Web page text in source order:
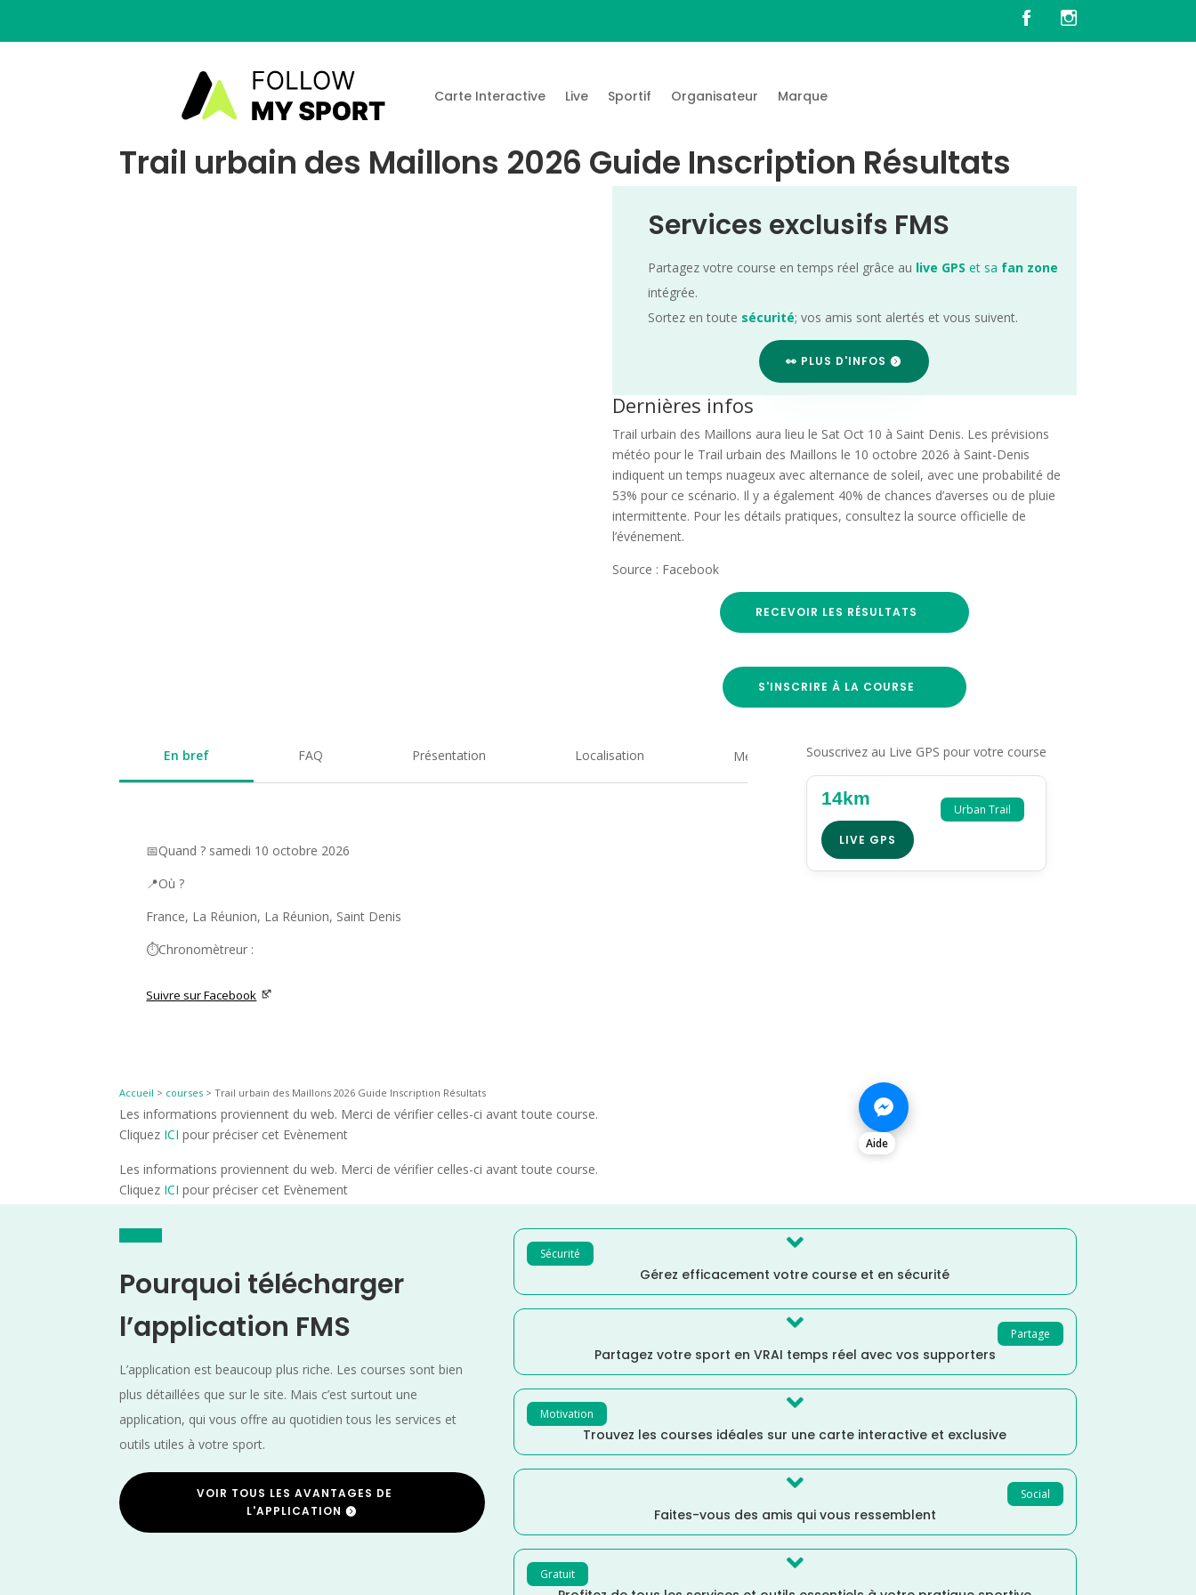
Carte Interactive Live Sportif Organisateur Marque
Trail urbain des Maillons 2026 Guide Inscription Résultats
Services exclusifs FMS
Partagez votre course en temps réel grâce au live GPS et sa fan zone
intégrée.
Sortez en toute sécurité; vos amis sont alertés et vous suivent.
👀 PLUS D'INFOS
Dernières infos
Trail urbain des Maillons aura lieu le Sat Oct 10 à Saint Denis. Les prévisions
météo pour le Trail urbain des Maillons le 10 octobre 2026 à Saint-Denis
indiquent un temps nuageux avec alternance de soleil, avec une probabilité de
53% pour ce scénario. Il y a également 40% de chances d’averses ou de pluie
intermittente. Pour les détails pratiques, consultez la source officielle de
l’événement.
Source : Facebook
RECEVOIR LES RÉSULTATS
S'INSCRIRE À LA COURSE
En bref FAQ Présentation Localisation Medias
📅Quand ? samedi 10 octobre 2026
📍Où ?
France, La Réunion, La Réunion, Saint Denis
⏱️Chronomètreur :
Suivre sur Facebook
Souscrivez au Live GPS pour votre course
Urban Trail
14km
LIVE GPS
Accueil > courses >Trail urbain des Maillons 2026 Guide Inscription Résultats
Les informations proviennent du web. Merci de vérifier celles-ci avant toute course.
Cliquez ICI pour préciser cet Evènement
Les informations proviennent du web. Merci de vérifier celles-ci avant toute course.
Cliquez ICI pour préciser cet Evènement
Aide
Pourquoi télécharger
l’application FMS
L’application est beaucoup plus riche. Les courses sont bien
plus détaillées que sur le site. Mais c’est surtout une
application, qui vous offre au quotidien tous les services et
outils utiles à votre sport.
VOIR TOUS LES AVANTAGES DE
L'APPLICATION
Sécurité 
Gérez efficacement votre course et en sécurité
Partage

Partagez votre sport en VRAI temps réel avec vos supporters
Motivation 
Trouvez les courses idéales sur une carte interactive et exclusive
Social

Faites-vous des amis qui vous ressemblent
Gratuit 